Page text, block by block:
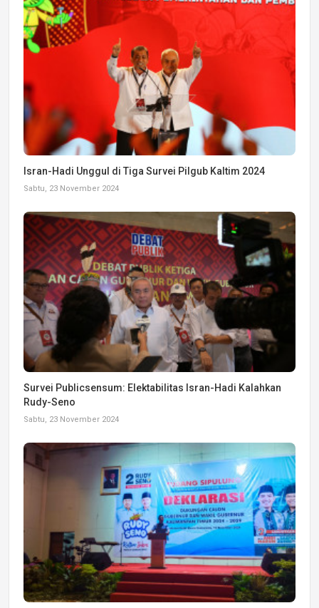
Isran-Hadi Unggul di Tiga Survei Pilgub Kaltim 2024
Sabtu, 23 November 2024
Survei Publicsensum: Elektabilitas Isran-Hadi Kalahkan
Rudy-Seno
Sabtu, 23 November 2024